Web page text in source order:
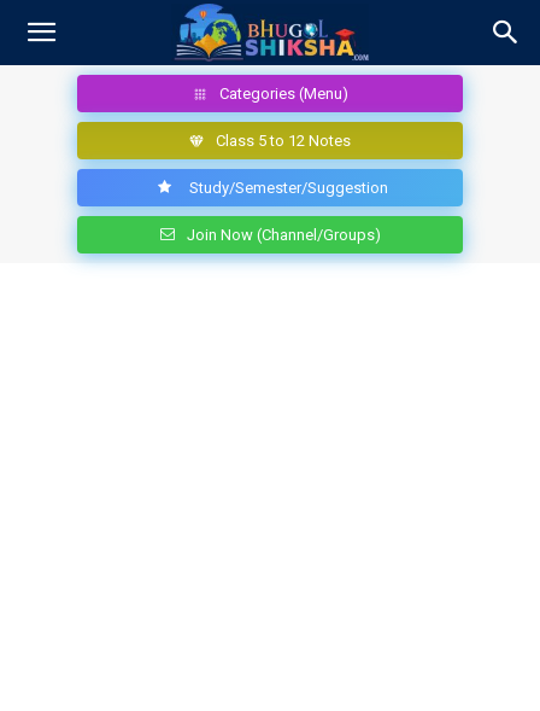
Categories (Menu)
Class 5 to 12 Notes
Study/Semester/Suggestion
Join Now (Channel/Groups)